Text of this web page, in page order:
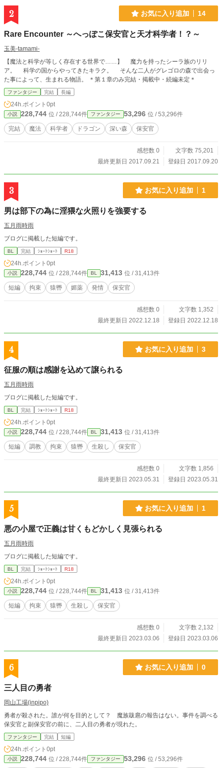
2 お気に入り追加 14
Rare Encounter ～へっぽこ保安官と天才科学者！？～
玉美-tamami-
【魔法と科学が等しく存在する世界で……】 魔力を持ったシーラ族のリリ
ア。 科学の国からやってきたキラク。 そんな二人がグレゴロの森で出会っ
た事によって、生まれる物語。 ＊第１章のみ完結・掲載中・続編未定＊
ファンタジー 完結 長編
24h.ポイント 0pt
小説 228,744 位 / 228,744件 ファンタジー 53,296 位 / 53,296件
完結 魔法 科学者 ドラゴン 深い森 保安官
感想数 0
文字数 75,201
最終更新日 2017.09.21
登録日 2017.09.20
3 お気に入り追加 1
男は部下の為に淫猥な火照りを強要する
五月雨時雨
ブログに掲載した短編です。
BL 完結 ｼｮｰﾄｼｮｰﾄ R18
24h.ポイント 0pt
小説 228,744 位 / 228,744件 BL 31,413 位 / 31,413件
短編 拘束 猿轡 媚薬 発情 保安官
感想数 0
文字数 1,352
最終更新日 2022.12.18
登録日 2022.12.18
4 お気に入り追加 3
征服の順は感謝を込めて譲られる
五月雨時雨
ブログに掲載した短編です。
BL 完結 ｼｮｰﾄｼｮｰﾄ R18
24h.ポイント 0pt
小説 228,744 位 / 228,744件 BL 31,413 位 / 31,413件
短編 調教 拘束 猿轡 生殺し 保安官
感想数 0
文字数 1,856
最終更新日 2023.05.31
登録日 2023.05.31
5 お気に入り追加 1
悪の小屋で正義は甘くもどかしく見張られる
五月雨時雨
ブログに掲載した短編です。
BL 完結 ｼｮｰﾄｼｮｰﾄ R18
24h.ポイント 0pt
小説 228,744 位 / 228,744件 BL 31,413 位 / 31,413件
短編 拘束 猿轡 生殺し 保安官
感想数 0
文字数 2,132
最終更新日 2023.03.06
登録日 2023.03.06
6 お気に入り追加 0
三人目の勇者
岡山工場(inpipo)
勇者が殺された。誰が何を目的として？ 魔族跋扈の報告はない。事件を調べる
保安官と副保安官の前に、二人目の勇者が現れた。
ファンタジー 完結 短編
24h.ポイント 0pt
小説 228,744 位 / 228,744件 ファンタジー 53,296 位 / 53,296件